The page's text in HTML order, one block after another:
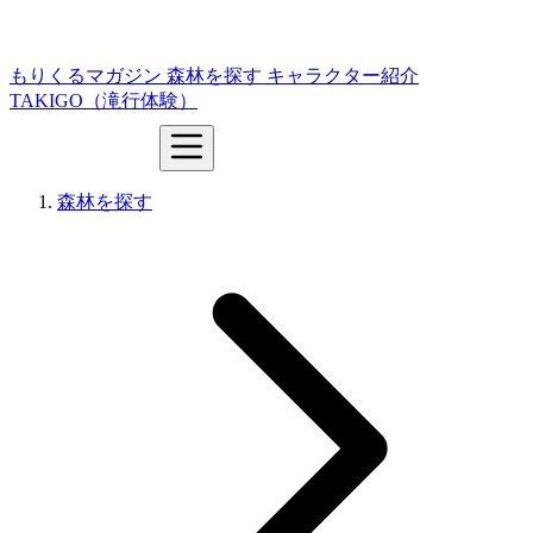
もりくるマガジン 森林を探す キャラクター紹介
TAKIGO（滝行体験）
森林を探す